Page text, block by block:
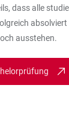
dass alle
ausstehen.